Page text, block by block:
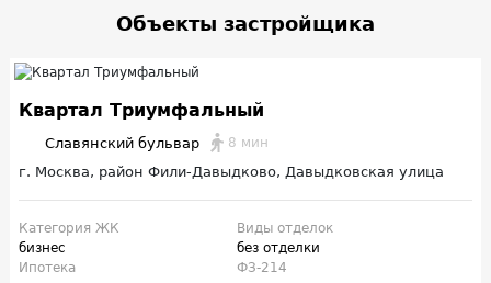
Объекты застройщика
Квартал Триумфальный
Славянский бульвар 8 мин
г. Москва, район Фили-Давыдково, Давыдковская улица
Категория ЖК
бизнес
Виды отделок
без отделки
Ипотека
ФЗ-214